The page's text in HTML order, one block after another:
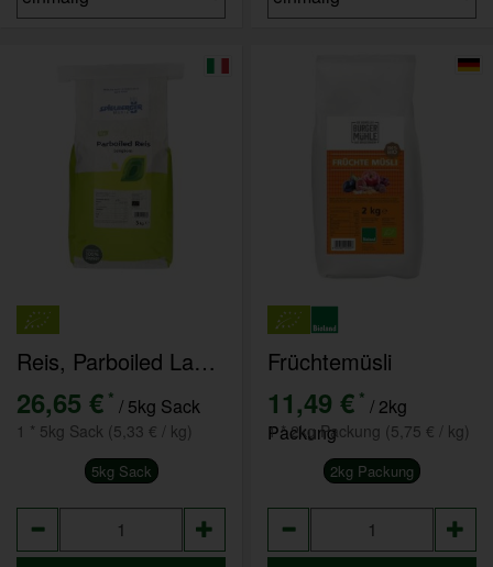
Reis, Parboiled Langkorn 5kg
26,65 € * / 5kg Sack
1 * 5kg Sack (5,33 € / kg)
5kg Sack
Früchtemüsli
11,49 € * / 2kg
Packung
1 * 2kg Packung (5,75 € / kg)
2kg Packung